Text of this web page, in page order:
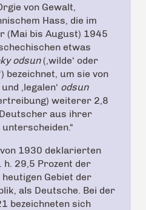
von Gewalt,
Hass, die im
(Mai bis August) 1945
etwas
odsun(‚wilde‘ oder
bezeichnet, um sie von
‚legalen‘ odsun
weiterer 2,8
aus ihrer
1930 deklarierten
h. 29,5 Prozent der
Gebiet der
als Deutsche. Bei der
bezeichneten sich